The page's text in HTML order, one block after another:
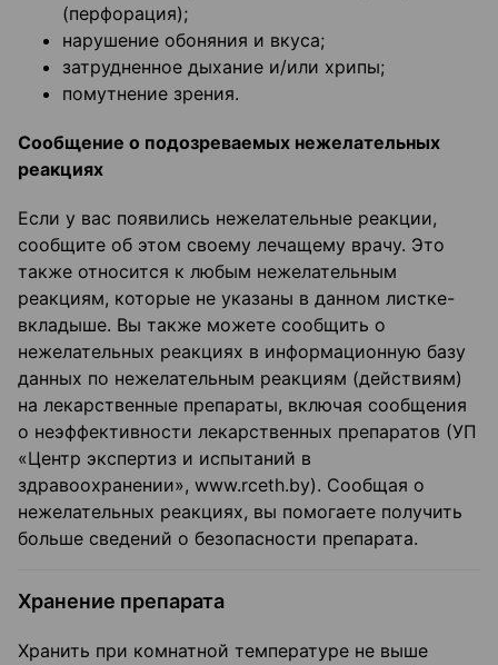
(перфорация);
нарушение обоняния и вкуса;
затрудненное дыхание и/или хрипы;
помутнение зрения.
Сообщение о подозреваемых нежелательных
реакциях
Если у вас появились нежелательные реакции,
сообщите об этом своему лечащему врачу. Это
также относится к любым нежелательным
реакциям, которые не указаны в данном листке-
вкладыше. Вы также можете сообщить о
нежелательных реакциях в информационную базу
данных по нежелательным реакциям (действиям)
на лекарственные препараты, включая сообщения
о неэффективности лекарственных препаратов (УП
«Центр экспертиз и испытаний в
здравоохранении», www.rceth.by). Сообщая о
нежелательных реакциях, вы помогаете получить
больше сведений о безопасности препарата.
Хранение препарата
Хранить при комнатной температуре не выше